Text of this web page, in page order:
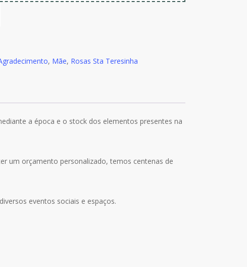
, Mãe, Rosas Sta Teresinha
a época e o stock dos elementos presentes na
um orçamento personalizado, temos centenas de
eventos sociais e espaços.